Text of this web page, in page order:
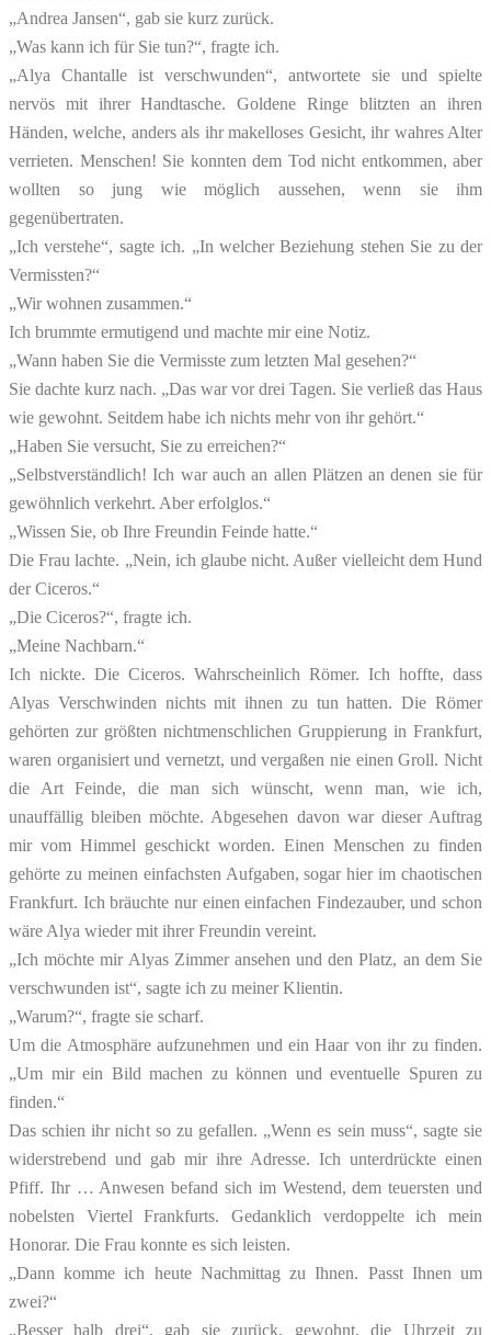
„Andrea Jansen“, gab sie kurz zurück.
„Was kann ich für Sie tun?“, fragte ich.
„Alya Chantalle ist verschwunden“, antwortete sie und spielte
nervös mit ihrer Handtasche. Goldene Ringe blitzten an ihren
Händen, welche, anders als ihr makelloses Gesicht, ihr wahres Alter
verrieten. Menschen! Sie konnten dem Tod nicht entkommen, aber
wollten so jung wie möglich aussehen, wenn sie ihm
gegenübertraten.
„Ich verstehe“, sagte ich. „In welcher Beziehung stehen Sie zu der
Vermissten?“
„Wir wohnen zusammen.“
Ich brummte ermutigend und machte mir eine Notiz.
„Wann haben Sie die Vermisste zum letzten Mal gesehen?“
Sie dachte kurz nach. „Das war vor drei Tagen. Sie verließ das Haus
wie gewohnt. Seitdem habe ich nichts mehr von ihr gehört.“
„Haben Sie versucht, Sie zu erreichen?“
„Selbstverständlich! Ich war auch an allen Plätzen an denen sie für
gewöhnlich verkehrt. Aber erfolglos.“
„Wissen Sie, ob Ihre Freundin Feinde hatte.“
Die Frau lachte. „Nein, ich glaube nicht. Außer vielleicht dem Hund
der Ciceros.“
„Die Ciceros?“, fragte ich.
„Meine Nachbarn.“
Ich nickte. Die Ciceros. Wahrscheinlich Römer. Ich hoffte, dass
Alyas Verschwinden nichts mit ihnen zu tun hatten. Die Römer
gehörten zur größten nichtmenschlichen Gruppierung in Frankfurt,
waren organisiert und vernetzt, und vergaßen nie einen Groll. Nicht
die Art Feinde, die man sich wünscht, wenn man, wie ich,
unauffällig bleiben möchte. Abgesehen davon war dieser Auftrag
mir vom Himmel geschickt worden. Einen Menschen zu finden
gehörte zu meinen einfachsten Aufgaben, sogar hier im chaotischen
Frankfurt. Ich bräuchte nur einen einfachen Findezauber, und schon
wäre Alya wieder mit ihrer Freundin vereint.
„Ich möchte mir Alyas Zimmer ansehen und den Platz, an dem Sie
verschwunden ist“, sagte ich zu meiner Klientin.
„Warum?“, fragte sie scharf.
Um die Atmosphäre aufzunehmen und ein Haar von ihr zu finden.
„Um mir ein Bild machen zu können und eventuelle Spuren zu
finden.“
Das schien ihr nicht so zu gefallen. „Wenn es sein muss“, sagte sie
widerstrebend und gab mir ihre Adresse. Ich unterdrückte einen
Pfiff. Ihr … Anwesen befand sich im Westend, dem teuersten und
nobelsten Viertel Frankfurts. Gedanklich verdoppelte ich mein
Honorar. Die Frau konnte es sich leisten.
„Dann komme ich heute Nachmittag zu Ihnen. Passt Ihnen um
zwei?“
„Besser halb drei“, gab sie zurück, gewohnt, die Uhrzeit zu